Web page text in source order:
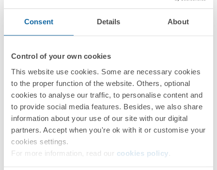
Consent Details About
Control of your own cookies
This website use cookies. Some are necessary cookies
to the proper function of the website. Others, optional
cookies to analyse our traffic, to personalise content and
to provide social media features. Besides, we also share
information about your use of our site with our digital
partners. Accept when you're ok with it or customise your
cookies settings.
For more information, read our cookies policy
6. ENLACES A SITIOS WEB Y PLATAFORMAS DE
terceros. Estos enlaces se facilitan únicamente para comodidad del
usuario o para permitir el acceso a información o servicios
relacionados. Simon no controla necesariamente dichos sitios,
plataformas o recursos, ni se responsabiliza de sus contenidos,
disponibilidad, funcionamiento, condiciones legales, políticas de
privacidad o prácticas en materia de cookies.
El acceso a sitios web o plataformas de terceros se regirá por los
términos y políticas publicados por sus respectivos titulares.
Si el usuario considera que algún enlace incluido en la Web remite a
contenidos ilícitos, inadecuados o que vulneran derechos de
terceros, podrá comunicarlo a Simon a través de los canales de
contacto habilitados en la Web.